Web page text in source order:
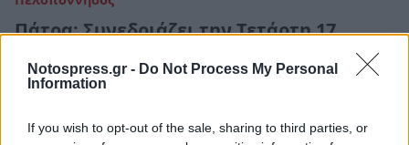
Notospress.gr - Do Not Process My Personal
Information
If you wish to opt-out of the sale, sharing to third parties, or
Πάτρα: Συνεδριάζει την Τετάρτη 17
15 Ιανουαρίου 2024 06:15